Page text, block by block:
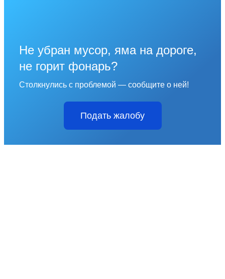
Не убран мусор, яма на дороге,
не горит фонарь?
Столкнулись с проблемой — сообщите о ней!
Подать жалобу